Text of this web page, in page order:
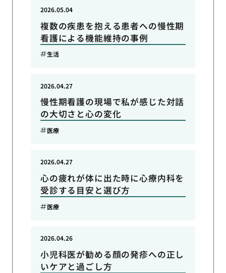
複数の疾患を抱える患者への慢性期
看護による機能維持の事例
2026.05.04
生活
慢性期看護の現場で私が感じた対話
の大切さと心の変化
2026.04.27
医療
心の疲れが体に出た時に心療内科を
受診する目安と選び方
2026.04.27
医療
小児科医が勧める顔の発疹への正し
いケアと過ごし方
2026.04.26